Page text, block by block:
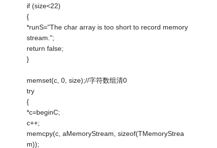
if (size<22)
{
*runS="The char array is too short to record memory
stream.";
return false;
}
memset(c, 0, size);//字符数组清0
try
{
*c=beginC;
c++;
memcpy(c, aMemoryStream, sizeof(TMemoryStrea
m));